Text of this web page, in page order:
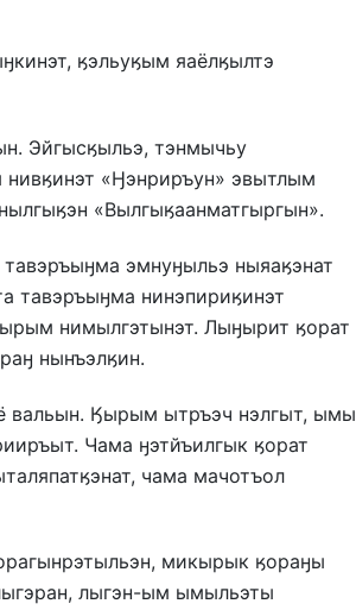
ӄэльуӄым яаёлӄылтэ
Эйгысӄыльэ, тэнмычьу
нивӄинэт «Ӈэнриръун» эвытлым
«Вылгыӄаанматгыргын».
эмнуӈыльэ ныяаӄэнат
тавэръыӈма нинэпириӄинэт
нимылгэтынэт. Лыӈырит ӄорат
нынъэлӄин.
вальын. Ӄырым ытръэч нэлгыт, ымы
Чама ӈэтйъилгык ӄорат
чама мачотъол
микырык ӄораӈы
лыгэн-ым ымыльэты